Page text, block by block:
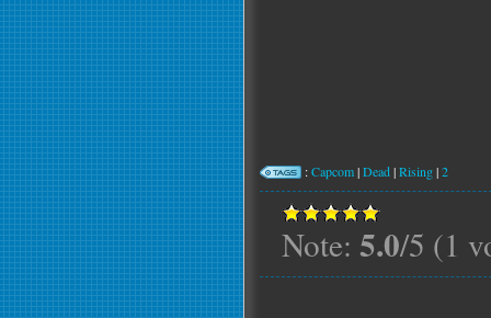
:Capcom|Dead|Rising|2
Note: 5.0/5 (1